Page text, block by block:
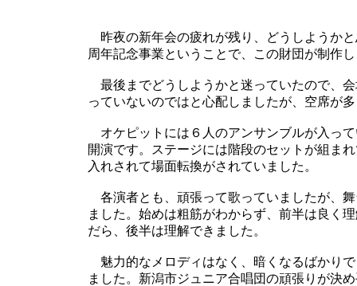
昨夜の新年会の疲れが残り、どうしようか
周年記念事業ということで、この財団が制作
最後までどうしようかと迷っていたので、
っていないのではと心配しましたが、空席が
オケピットには６人のアンサンブルが入っ
開演です。ステージには階段のセットが組ま
入れされて場面転換がされていました。
各演者とも、頑張って歌っていましたが、
ました。始めは粗筋がわからず、前半は良く
だら、後半は理解できました。
魅力的なメロディはなく、暗くなるばかり
ました。新潟市ジュニア合唱団の頑張りが決